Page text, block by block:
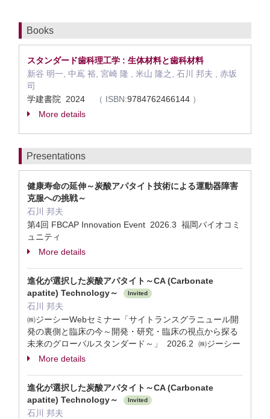
Books
スタンダード歯科理工学 : 生体材料と歯科材料
新谷 明一, 中嶌 裕, 宮崎 隆 , 米山 隆之, 石川 邦夫 , 赤坂
司
学建書院 2024
（ ISBN:9784762466144 ）
More details
Presentations
健康寿命の延伸～炭酸アパタイト技術による運動器障害
克服への挑戦～
石川 邦夫
第4回 FBCAP Innovation Event 2026.3 福岡バイオコミ
ュニティ
More details
進化が選択した炭酸アパタイト～CA (Carbonate
apatite) Technology～
Invited
石川 邦夫
㈱ジーシーWebセミナー「サイトランスグラニュール開
発の裏側と臨床の今～開発・研究・臨床の視点から探る
未来のグローバルスタンダード～」 2026.2 ㈱ジーシー
More details
進化が選択した炭酸アパタイト～CA (Carbonate
apatite) Technology～
Invited
石川 邦夫